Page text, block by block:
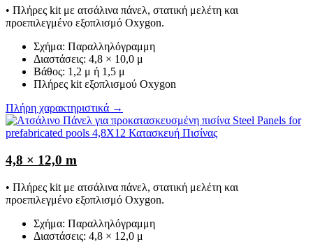
• Πλήρες kit με ατσάλινα πάνελ, στατική μελέτη και
προεπιλεγμένο εξοπλισμό Oxygon.
Σχήμα: Παραλληλόγραμμη
Διαστάσεις: 4,8 × 10,0 μ
Βάθος: 1,2 μ ή 1,5 μ
Πλήρες kit εξοπλισμού Oxygon
Πλήρη χαρακτηριστικά →
4,8 × 12,0 m
• Πλήρες kit με ατσάλινα πάνελ, στατική μελέτη και
προεπιλεγμένο εξοπλισμό Oxygon.
Σχήμα: Παραλληλόγραμμη
Διαστάσεις: 4,8 × 12,0 μ